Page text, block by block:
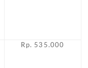
Rp. 535.000